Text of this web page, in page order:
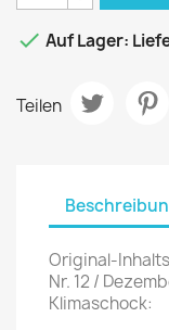
 Auf Lager:
Teilen
Original-
Nr. 12 /
Klimaschock: